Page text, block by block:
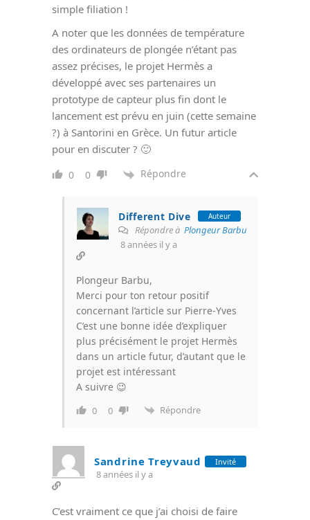
simple filiation !
A noter que les données de température
des ordinateurs de plongée n’étant pas
assez précises, le projet Hermès a
développé avec ses partenaires un
prototype de capteur plus fin dont le
lancement est prévu en juin (cette semaine
?) à Santorini en Grèce. Un futur article
pour en discuter ? 🙂
0 0 Répondre
Different Dive Auteur
Répondre à Plongeur Barbu
8 années il y a
Plongeur Barbu,
Merci pour ton retour positif
concernant l’article sur Pierre-Yves
C’est une bonne idée d’expliquer
plus précisément le projet Hermès
dans un article futur, d’autant que le
projet est intéressant
A suivre 😉
0 0 Répondre
Sandrine Treyvaud Invité
8 années il y a
C’est vraiment ce que j’ai choisi de faire